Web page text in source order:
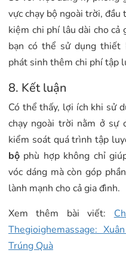
vực chạy bộ ngoài trời, đầu
kiệm chi phí lâu dài cho
bạn có thể sử dụng thiết
phát sinh thêm chi phí tập
8. Kết luận
Có thể thấy, lợi ích khi sử
chạy ngoài trời nằm ở sự
kiểm soát quá trình tập
bộ phù hợp không chỉ
vóc dáng mà còn góp
lành mạnh cho cả gia đình.
Xem thêm bài viết:
Thegioighemassage:
Trúng Quà